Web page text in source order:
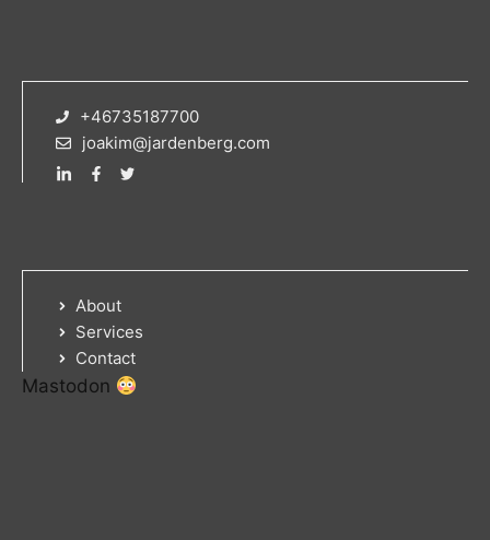
+46735187700
joakim@jardenberg.com
About
Services
Contact
Mastodon